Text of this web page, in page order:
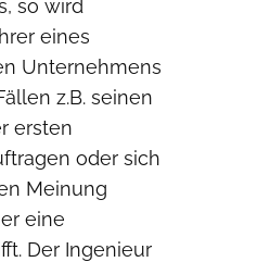
so wird
eines
Unternehmens
z.B. seinen
ersten
oder sich
Meinung
eine
Der Ingenieur